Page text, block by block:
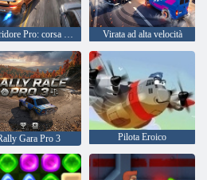
Corridore Pro: corsa 3D Virata ad alta velocità
Gara Pro 3 Pilota Eroico